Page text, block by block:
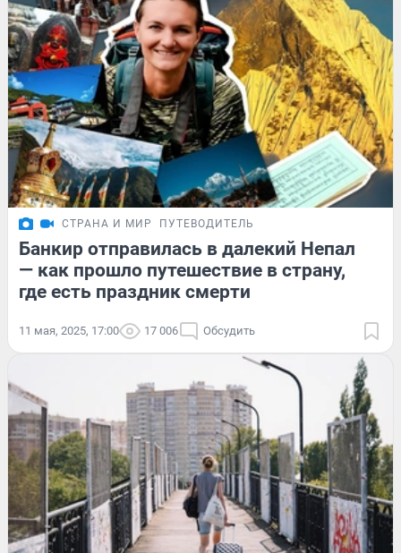
СТРАНА И МИР ПУТЕВОДИТЕЛЬ
Банкир отправилась в далекий Непал
— как прошло путешествие в страну,
где есть праздник смерти
11 мая, 2025, 17:00 17 006 Обсудить